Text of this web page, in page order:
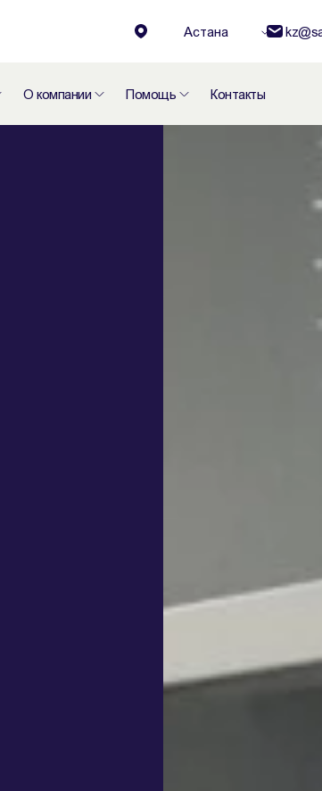
Астана
О компании Помощь Контакты